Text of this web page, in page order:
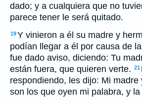
dado; y a cualquiera que no
parece tener le será quitado.
19Y vinieron a él su madre y
podían llegar a él por causa de
fue dado aviso, diciendo: Tu
están fuera, que quieren verte. 21
respondiendo, les dijo: Mi madre
son los que oyen mi palabra, y la